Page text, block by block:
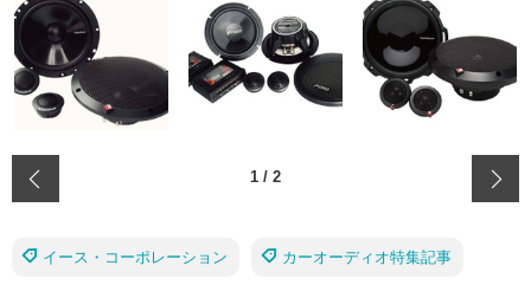
1 / 2
イース・コーポレーション カーオーディオ特集記事